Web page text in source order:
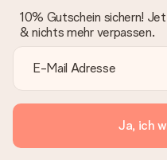
10% Gutschein sichern!
& nichts mehr verpassen.
Ja, ich